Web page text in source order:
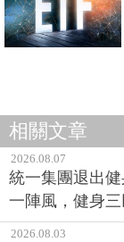
相關文章
2026.08.07
統一集團退出
一陣風，健身
2026.08.03